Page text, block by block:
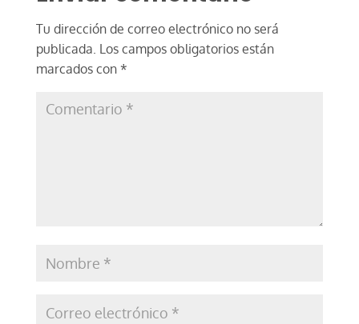
Tu dirección de correo electrónico no será
publicada. Los campos obligatorios están
marcados con *